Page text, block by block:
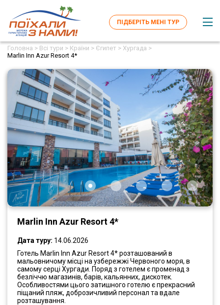
ПІДБЕРІТЬ МЕНІ ТУР
Головна > Всі тури > Країни > Єгипет > Хургада >
Marlin Inn Azur Resort 4*
Marlin Inn Azur Resort 4*
Дата туру: 14.06.2026
Готель Marlin Inn Azur Resort 4* розташований в
мальовничому місці на узбережжі Червоного моря, в
самому серці Хургади. Поряд з готелем є променад з
безліччю магазинів, барів, кальянних, дискотек.
Особливостями цього затишного готелю є прекрасний
піщаний пляж, доброзичливий персонал та вдале
розташування.